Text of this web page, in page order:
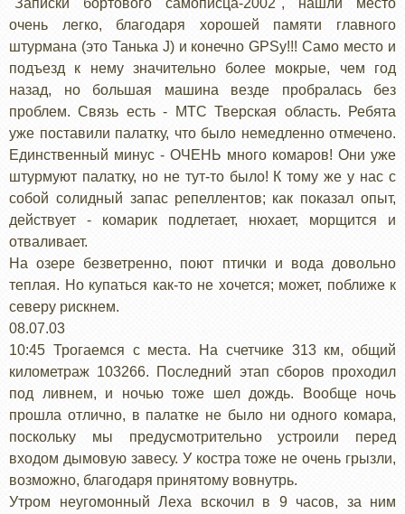
очень легко, благодаря хорошей памяти главного
штурмана (это Танька J) и конечно GPSу!!! Само место и
подъезд к нему значительно более мокрые, чем год
назад, но большая машина везде пробралась без
проблем. Связь есть - МТС Тверская область. Ребята
уже поставили палатку, что было немедленно отмечено.
Единственный минус - ОЧЕНЬ много комаров! Они уже
штурмуют палатку, но не тут-то было! К тому же у нас с
собой солидный запас репеллентов; как показал опыт,
действует - комарик подлетает, нюхает, морщится и
отваливает.
На озере безветренно, поют птички и вода довольно
теплая. Но купаться как-то не хочется; может, поближе к
северу рискнем.
08.07.03
10:45 Трогаемся с места. На счетчике 313 км, общий
километраж 103266. Последний этап сборов проходил
под ливнем, и ночью тоже шел дождь. Вообще ночь
прошла отлично, в палатке не было ни одного комара,
поскольку мы предусмотрительно устроили перед
входом дымовую завесу. У костра тоже не очень грызли,
возможно, благодаря принятому вовнутрь.
Утром неугомонный Леха вскочил в 9 часов, за ним